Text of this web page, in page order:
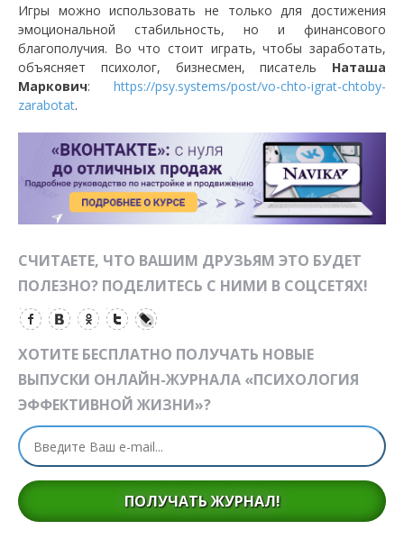
Игры можно использовать не только для достижения
эмоциональной стабильность, но и финансового
благополучия. Во что стоит играть, чтобы заработать,
объясняет психолог, бизнесмен, писатель Наташа
Маркович: https://psy.systems/post/vo-chto-igrat-chtoby-
zarabotat.
СЧИТАЕТЕ, ЧТО ВАШИМ ДРУЗЬЯМ ЭТО БУДЕТ
ПОЛЕЗНО? ПОДЕЛИТЕСЬ С НИМИ В СОЦСЕТЯХ!
ХОТИТЕ БЕСПЛАТНО ПОЛУЧАТЬ НОВЫЕ
ВЫПУСКИ ОНЛАЙН-ЖУРНАЛА «ПСИХОЛОГИЯ
ЭФФЕКТИВНОЙ ЖИЗНИ»?
ПОЛУЧАТЬ ЖУРНАЛ!